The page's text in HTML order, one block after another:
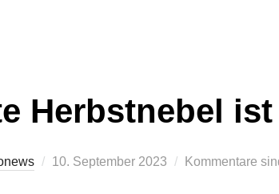
Herbstnebel
Veröffentlicht
10. September 2023 Kommentare